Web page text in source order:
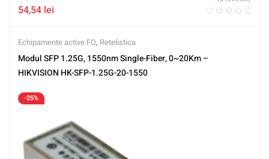
54,54 lei
Echipamente active FO, Retelistica
Modul SFP 1.25G, 1550nm Single-Fiber, 0~20Km –
HIKVISION HK-SFP-1.25G-20-1550
-25%